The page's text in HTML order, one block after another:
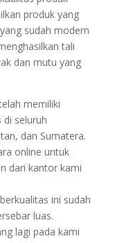
produk yang
sudah modern
tali
dan mutu yang
memiliki
di seluruh
dan Sumatera.
online untuk
dari kantor kami
ini sudah
luas.
lagi pada kami